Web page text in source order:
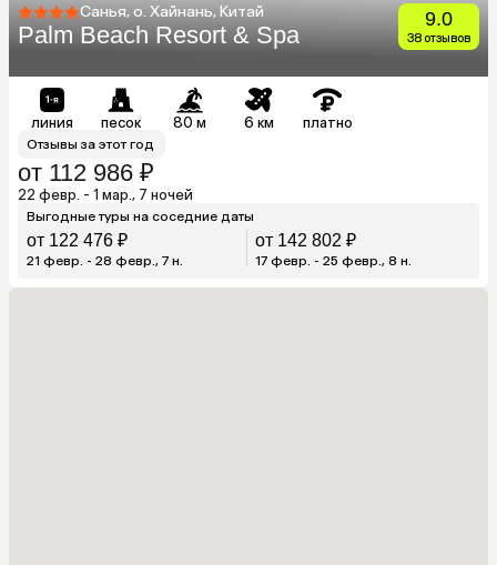
Санья, о. Хайнань, Китай
Palm Beach Resort & Spa
9.0
38 отзывов
линия песок 80 м 6 км платно
Отзывы за этот год
от 112 986 ₽
22 февр. - 1 мар., 7 ночей
Выгодные туры на соседние даты
от 122 476 ₽
21 февр. - 28 февр., 7 н.
от 142 802 ₽
17 февр. - 25 февр., 8 н.